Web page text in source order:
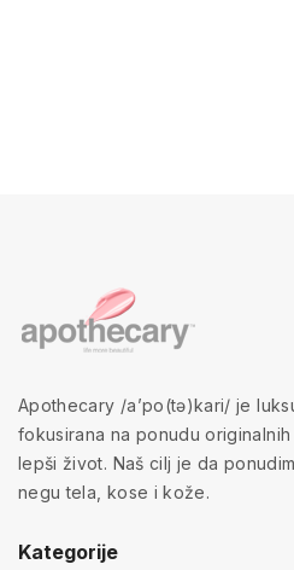
Apothecary /a’po(tə)kari/ je
fokusirana na ponudu
lepši život. Naš cilj je da
negu tela, kose i kože.
Kategorije